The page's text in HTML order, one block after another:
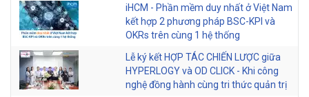
iHCM - Phần mềm duy nhất ở Việt Nam
kết hợp 2 phương pháp BSC-KPI và
OKRs trên cùng 1 hệ thống
Lễ ký kết HỢP TÁC CHIẾN LƯỢC giữa
HYPERLOGY và OD CLICK - Khi công
nghệ đồng hành cùng tri thức quản trị